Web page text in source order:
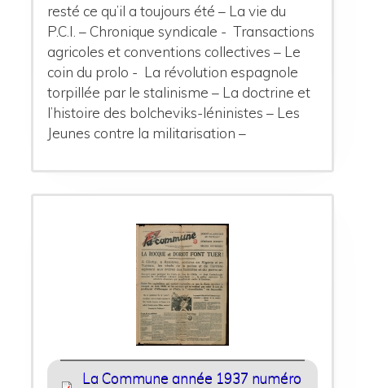
resté ce qu’il a toujours été – La vie du
P.C.I. – Chronique syndicale - Transactions
agricoles et conventions collectives – Le
coin du prolo - La révolution espagnole
torpillée par le stalinisme – La doctrine et
l’histoire des bolcheviks-léninistes – Les
Jeunes contre la militarisation –
La Commune année 1937 numéro